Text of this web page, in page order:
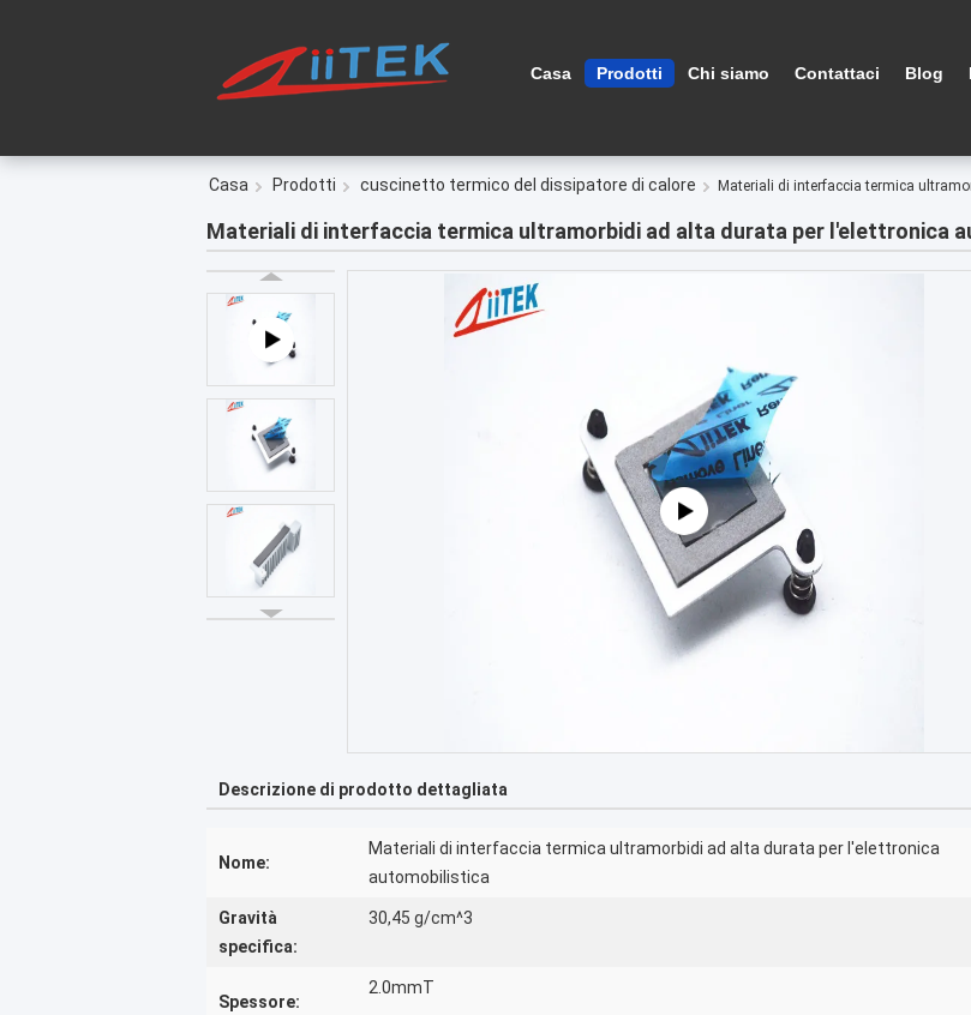
Casa Prodotti Chi siamo Contattaci Blog
Casa Prodotti cuscinetto termico del dissipatore di calore Materiali di interfaccia termica
Materiali di interfaccia termica ultramorbidi ad alta durata per l'elettronica
Descrizione di prodotto dettagliata
Nome:
Materiali di interfaccia termica ultramorbidi ad alta durata per l'elettronica
automobilistica
Gravità
specifica:
30,45 g/cm^3
Spessore:
2.0mmT